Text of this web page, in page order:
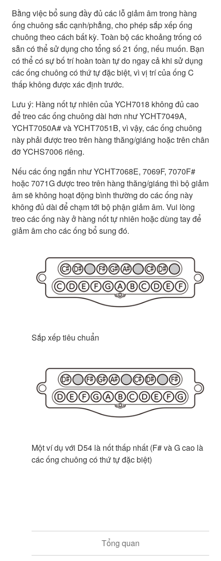
Bằng việc bổ sung đầy đủ các lỗ giảm âm trong hàng
ống chuông sắc cạnh/phẳng, cho phép sắp xếp ống
chuông theo cách bất kỳ. Toàn bộ các khoảng trống có
sẵn có thể sử dụng cho tổng số 21 ống, nếu muốn. Bạn
có thể có sự bố trí hoàn toàn tự do ngay cả khi sử dụng
các ống chuông có thứ tự đặc biệt, vì vị trí của ống C
thấp không được xác định trước.
Lưu ý: Hàng nốt tự nhiên của YCH7018 không đủ cao
để treo các ống chuông dài hơn như YCHT7049A,
YCHT7050A# và YCHT7051B, vì vậy, các ống chuông
này phải được treo trên hàng thăng/giáng hoặc trên chân
đỡ YCHS7006 riêng.
Nếu các ống ngắn như YCHT7068E, 7069F, 7070F#
hoặc 7071G được treo trên hàng thăng/giáng thì bộ giảm
âm sẽ không hoạt động bình thường do các ống này
không đủ dài để chạm tới bộ phận giảm âm. Vui lòng
treo các ống này ở hàng nốt tự nhiên hoặc dùng tay để
giảm âm cho các ống bổ sung đó.
Sắp xếp tiêu chuẩn
Một ví dụ với D54 là nốt thấp nhất (F# và G cao là
các ống chuông có thứ tự đặc biệt)
Tổng quan